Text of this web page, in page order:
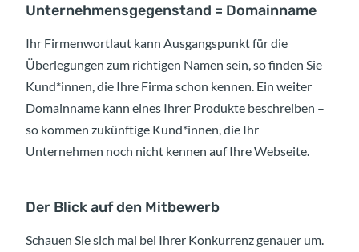
Unternehmensgegenstand = Domainname
Ihr Firmenwortlaut kann Ausgangspunkt für die
Überlegungen zum richtigen Namen sein, so finden Sie
Kund*innen, die Ihre Firma schon kennen. Ein weiter
Domainname kann eines Ihrer Produkte beschreiben –
so kommen zukünftige Kund*innen, die Ihr
Unternehmen noch nicht kennen auf Ihre Webseite.
Der Blick auf den Mitbewerb
Schauen Sie sich mal bei Ihrer Konkurrenz genauer um.